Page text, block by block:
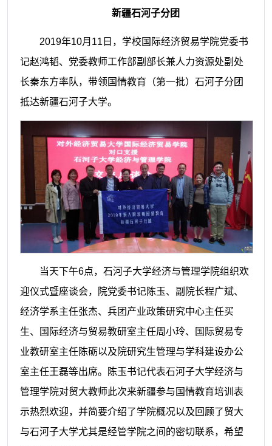
新疆石河子分团
2019年10月11日， 学校国际经济贸易学院党委书
记赵鸿韬、党委教师工作部副部长兼人力资源处副处
长秦东方率队，带领国情教育（第一批）石河子分团
抵达新疆石河子大学。
当天下午6点，石河子大学经济与管理学院组织欢
迎仪式暨座谈会，院党委书记陈玉、副院长程广斌、
经济学系主任张杰、兵团产业政策研究中心主任买
生、国际经济与贸易教研室主任周小玲、国际贸易专
业教研室主任陈砺以及院研究生管理与学科建设办公
室主任王磊等出席。陈玉书记代表石河子大学经济与
管理学院对贸大教师此次来新疆参与国情教育培训表
示热烈欢迎，并简要介绍了学院概况以及回顾了贸大
与石河子大学尤其是经管学院之间的密切联系，希望